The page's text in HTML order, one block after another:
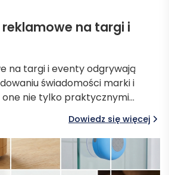
na targi i
na targi i eventy odgrywają
świadomości marki i
one nie tylko praktycznymi…
Dowiedz się więcej